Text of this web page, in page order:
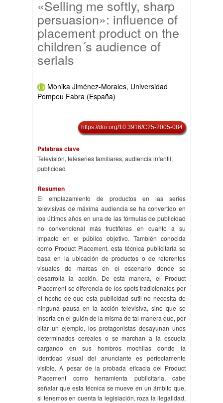
«Selling me softly, sharp
persuasion»: influence of
placement product on the
children´s audience of
serials
Mònika Jiménez-Morales, Universidad
Pompeu Fabra (España)
https://doi.org/10.3916/C25-2005-084
Palabras clave
Televisión, teleseries familiares, audiencia infantil,
publicidad
Resumen
El emplazamiento de productos en las series
televisivas de máxima audiencia se ha convertido en
los últimos años en una de las fórmulas de publicidad
no convencional más fructíferas en cuanto a su
impacto en el público objetivo. También conocida
como Product Placement, esta técnica publicitaria se
basa en la ubicación de productos o de referentes
visuales de marcas en el escenario donde se
desarrolla la acción. De esta manera, el Product
Placement se diferencia de los spots tradicionales por
el hecho de que esta publicidad sutil no necesita de
ninguna pausa en la acción televisiva, sino que se
inserta en el guión de la misma de tal manera que, por
citar un ejemplo, los protagonistas desayunan unos
determinados cereales o se marchan a la escuela
cargando en sus hombros mochilas donde la
identidad visual del anunciante es perfectamente
visible. A pesar de la probada eficacia del Product
Placement como herramienta publicitaria, cabe
señalar que esta técnica se mueve en un ámbito que,
si tenemos en cuenta la legislación, roza la ilegalidad,